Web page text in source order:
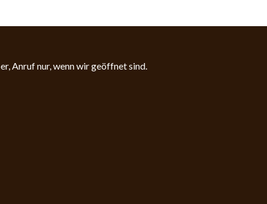
Anruf nur, wenn wir geöffnet sind.